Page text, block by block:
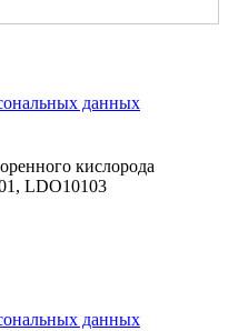
данных
кислорода
LDO10103
данных